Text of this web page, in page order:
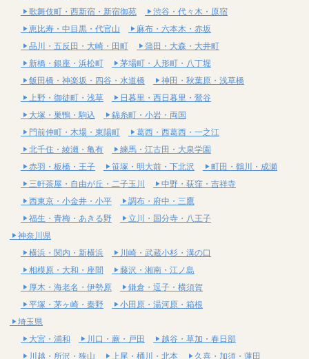
歌舞伎町・西新宿・新宿御苑
渋谷・代々木・原宿
恵比寿・中目黒・代官山
麻布・六本木・赤坂
品川・五反田・大崎・田町
蒲田・大森・大井町
新橋・銀座・浜松町
茅場町・人形町・八丁堀
飯田橋・神楽坂・四谷・水道橋
神田・秋葉原・浅草橋
上野・御徒町・浅草
日暮里・西日暮里・鶯谷
大塚・巣鴨・駒込
錦糸町・小岩・両国
門前仲町・木場・東陽町
葛西・西葛西・一之江
北千住・綾瀬・亀有
練馬・江古田・大泉学園
赤羽・板橋・王子
笹塚・明大前・下北沢
町田・鶴川・成瀬
三軒茶屋・自由が丘・二子玉川
中野・荻窪・吉祥寺
西東京・小金井・小平
調布・府中・三鷹
福生・青梅・あきる野
立川・国分寺・八王子
神奈川県
横浜・関内・新横浜
川崎・武蔵小杉・溝の口
相模原・大和・座間
藤沢・湘南・江ノ島
厚木・海老名・伊勢原
鎌倉・逗子・横須賀
平塚・茅ヶ崎・秦野
小田原・湯河原・箱根
埼玉県
大宮・浦和
川口・蕨・戸田
越谷・草加・春日部
川越・所沢・狭山
上尾・桶川・北本 久喜・加須・蓮田